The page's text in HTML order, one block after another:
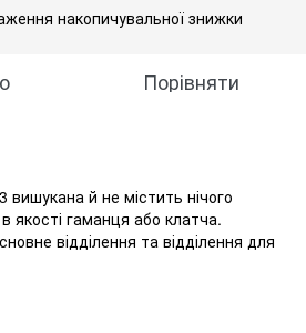
накопичувальної знижки
Порівняти
вишукана й не містить нічого
якості гаманця або клатча.
відділення та відділення для